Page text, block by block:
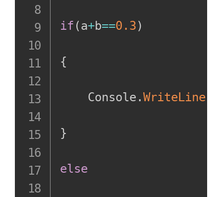
DotNet7编程
基础
if (a+b==0.3)
{
    Console
.WriteLine
}
else